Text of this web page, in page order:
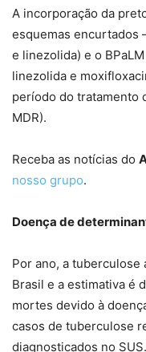
A incorporação da
esquemas encurtados
e linezolida) e o
linezolida e
período do tratamento
MDR).
Receba as notícias do
nosso grupo.
Doença de
Por ano, a tuberculose
Brasil e a estimativa é
mortes devido à
casos de tuberculose
diagnosticados no SUS.